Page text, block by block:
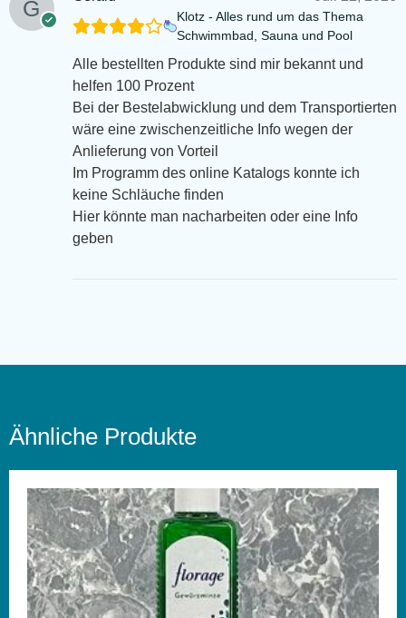
Klotz - Alles rund um das Thema
Schwimmbad, Sauna und Pool
Alle bestellten Produkte sind mir bekannt und
helfen 100 Prozent
Bei der Bestelabwicklung und dem Transportierten
wäre eine zwischenzeitliche Info wegen der
Anlieferung von Vorteil
Im Programm des online Katalogs konnte ich
keine Schläuche finden
Hier könnte man nacharbeiten oder eine Info
geben
Ähnliche Produkte